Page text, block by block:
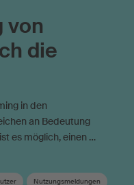
von
die
in den
an Bedeutung
es möglich, einen …
Nutzungsmeldungen